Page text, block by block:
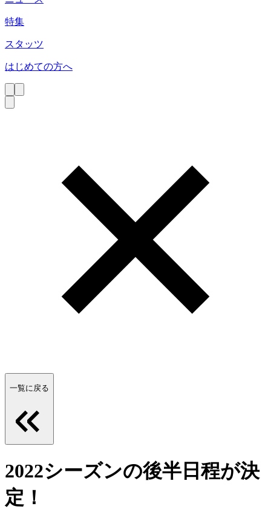
特集
スタッツ
はじめての方へ
一覧に戻る
2022シーズンの後半日程が決
定！